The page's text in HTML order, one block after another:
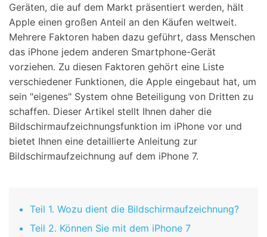
Geräten, die auf dem Markt präsentiert werden, hält
Apple einen großen Anteil an den Käufen weltweit.
Mehrere Faktoren haben dazu geführt, dass Menschen
das iPhone jedem anderen Smartphone-Gerät
vorziehen. Zu diesen Faktoren gehört eine Liste
verschiedener Funktionen, die Apple eingebaut hat, um
sein "eigenes" System ohne Beteiligung von Dritten zu
schaffen. Dieser Artikel stellt Ihnen daher die
Bildschirmaufzeichnungsfunktion im iPhone vor und
bietet Ihnen eine detaillierte Anleitung zur
Bildschirmaufzeichnung auf dem iPhone 7.
Teil 1. Wozu dient die Bildschirmaufzeichnung?
Teil 2. Können Sie mit dem iPhone 7